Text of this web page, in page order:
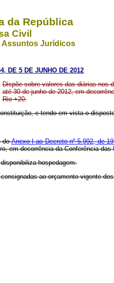
da República
Civil
Assuntos Jurídicos
DE 5 DE JUNHO DE 2012
Dispõe sobre valores das diárias nos
até 30 de junho de 2012, em
Rio +20.
e tendo em vista o
doAnexo I ao Decreto nº 5.992, de
em decorrência da Conferência
hospedagem.
ao orçamento vigente